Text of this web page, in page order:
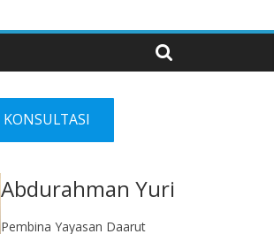
KONSULTASI
Abdurahman Yuri
Pembina Yayasan Daarut